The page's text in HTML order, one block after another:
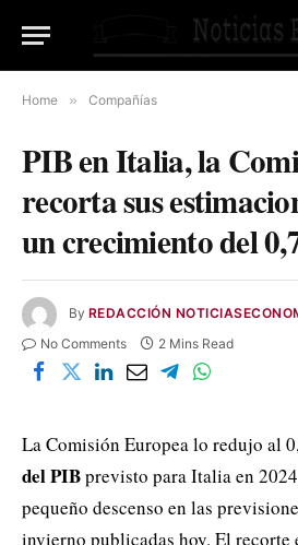
Home » Compañías
PIB en Italia, la
recorta sus
un crecimiento del
By REDACCIÓN
No Comments 2 Mins Read
La Comisión Europea lo redujo al
del PIBprevisto para Italia en
pequeño descenso en las
invierno publicadas hoy. El recorte